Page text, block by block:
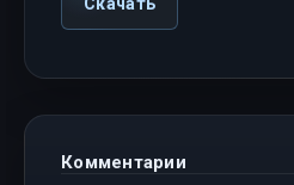
Комментарии